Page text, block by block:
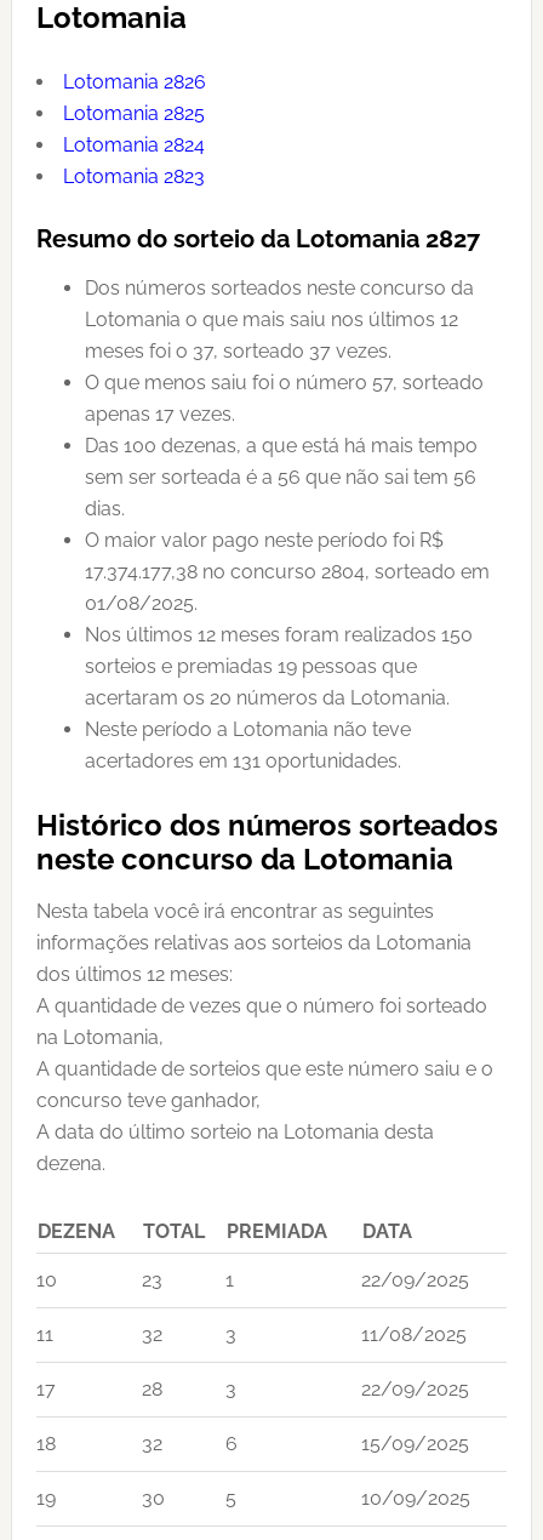
Lotomania
Lotomania 2826
Lotomania 2825
Lotomania 2824
Lotomania 2823
Resumo do sorteio da Lotomania 2827
Dos números sorteados neste concurso da
Lotomania o que mais saiu nos últimos 12
meses foi o 37, sorteado 37 vezes.
O que menos saiu foi o número 57, sorteado
apenas 17 vezes.
Das 100 dezenas, a que está há mais tempo
sem ser sorteada é a 56 que não sai tem 56
dias.
O maior valor pago neste período foi R$
17.374.177,38 no concurso 2804, sorteado em
01/08/2025.
Nos últimos 12 meses foram realizados 150
sorteios e premiadas 19 pessoas que
acertaram os 20 números da Lotomania.
Neste período a Lotomania não teve
acertadores em 131 oportunidades.
Histórico dos números sorteados
neste concurso da Lotomania
Nesta tabela você irá encontrar as seguintes
informações relativas aos sorteios da Lotomania
dos últimos 12 meses:
A quantidade de vezes que o número foi sorteado
na Lotomania,
A quantidade de sorteios que este número saiu e o
concurso teve ganhador,
A data do último sorteio na Lotomania desta
dezena.
DEZENA TOTAL PREMIADA DATA
10 23 1 22/09/2025
11 32 3 11/08/2025
17 28 3 22/09/2025
18 32 6 15/09/2025
19 30 5 10/09/2025